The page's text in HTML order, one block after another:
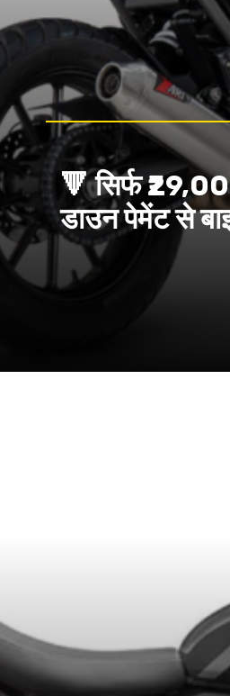
🔻 सिर्फ
डाउन पेमेंट से